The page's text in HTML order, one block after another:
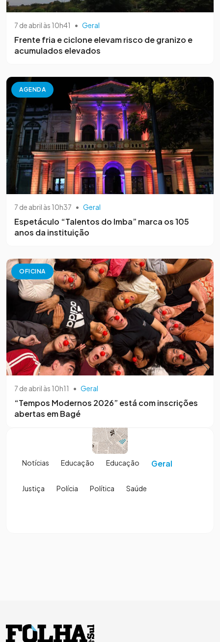
7 de abril às 10h41 • Geral
Frente fria e ciclone elevam risco de granizo e
acumulados elevados
AGENDA
7 de abril às 10h37 • Geral
Espetáculo “Talentos do Imba” marca os 105
anos da instituição
OFICINA
7 de abril às 10h11 • Geral
“Tempos Modernos 2026” está com inscrições
abertas em Bagé
Notícias Educação Educação Geral
Justiça Polícia Política Saúde